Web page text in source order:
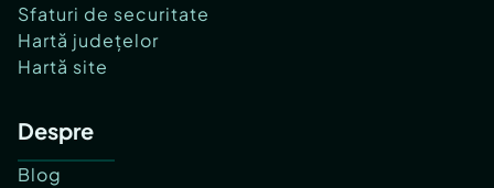
Sfaturi de securitate
Hartă județelor
Hartă site
Despre
Blog